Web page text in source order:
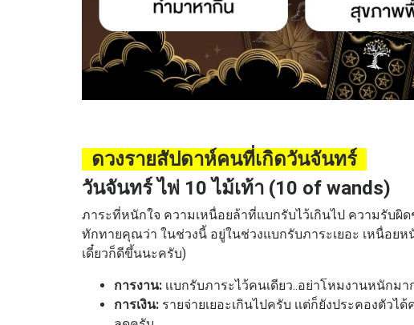
ดวงรายสัปดาห์คนที่เกิดวันจันทร์
วันจันทร์ ไพ่ 10 ไม้เท้า (10 of wands)
ภาระที่หนักใจ ความเหนื่อยล้าที่แบกรับไว้เกินไป ความรับผิ
ทักทายคุณว่า ในช่วงนี้ อยู่ในช่วงแบกรับภาระเยอะ เหนื่อยห
เดี๋ยวก็ดีขึ้นนะครับ)
การงาน: เเบกรับภาระไว้คนเดียว..อย่าโหมงานหนักม
การเงิน: รายจ่ายเยอะเกินไปครับ เเต่ก็ยังประคองตัวไ